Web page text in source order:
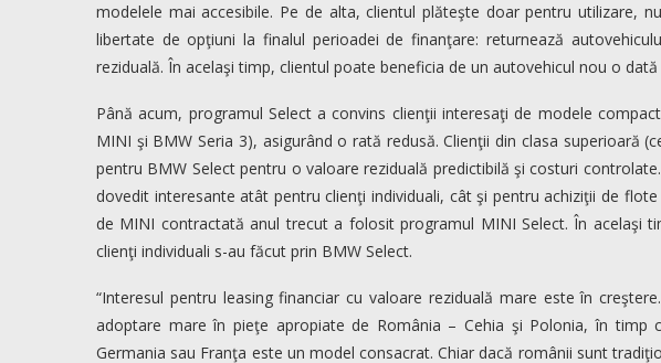
modelele mai accesibile. Pe de alta, clientul plăteşte doar pentru utilizare,
libertate de opţiuni la finalul perioadei de finanţare: returnează
reziduală. În acelaşi timp, clientul poate beneficia de un autovehicul nou o dată
Până acum, programul Select a convins clienţii interesaţi de modele
MINI şi BMW Seria 3), asigurând o rată redusă. Clienţii din clasa superioară
pentru BMW Select pentru o valoare reziduală predictibilă şi costuri
dovedit interesante atât pentru clienţi individuali, cât şi pentru achiziţii de
de MINI contractată anul trecut a folosit programul MINI Select. În acelaşi
clienţi individuali s-au făcut prin BMW Select.
“Interesul pentru leasing financiar cu valoare reziduală mare este în
adoptare mare în pieţe apropiate de România – Cehia şi Polonia, în timp
Germania sau Franţa este un model consacrat. Chiar dacă românii sunt